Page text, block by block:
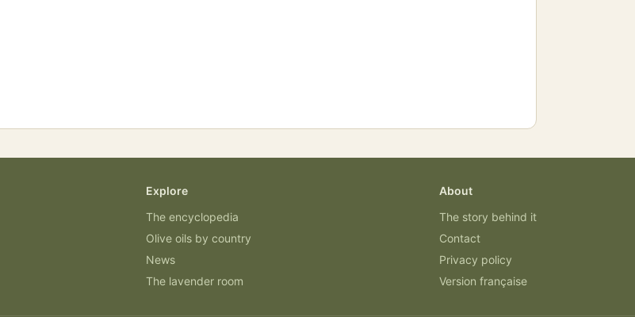
Explore
The encyclopedia
Olive oils by country
News
The lavender room
About
The story behind it
Contact
Privacy policy
Version française